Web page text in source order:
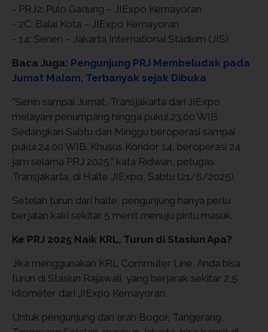
- PRJ2: Pulo Gadung – JIExpo Kemayoran
- 2C: Balai Kota – JIExpo Kemayoran
- 14: Senen – Jakarta International Stadium (JIS)
Baca Juga: Pengunjung PRJ Membeludak pada
Jumat Malam, Terbanyak sejak Dibuka
"Senin sampai Jumat, Transjakarta dari JIExpo
melayani penumpang hingga pukul 23.00 WIB.
Sedangkan Sabtu dan Minggu beroperasi sampai
pukul 24.00 WIB. Khusus Koridor 14, beroperasi 24
jam selama PRJ 2025," kata Ridwan, petugas
Transjakarta, di Halte JIExpo, Sabtu (21/6/2025).
Setelah turun dari halte, pengunjung hanya perlu
berjalan kaki sekitar 5 menit menuju pintu masuk.
Ke PRJ 2025 Naik KRL, Turun di Stasiun Apa?
Jika menggunakan KRL Commuter Line, Anda bisa
turun di Stasiun Rajawali, yang berjarak sekitar 2,5
kilometer dari JIExpo Kemayoran.
Untuk pengunjung dari arah Bogor, Tangerang,